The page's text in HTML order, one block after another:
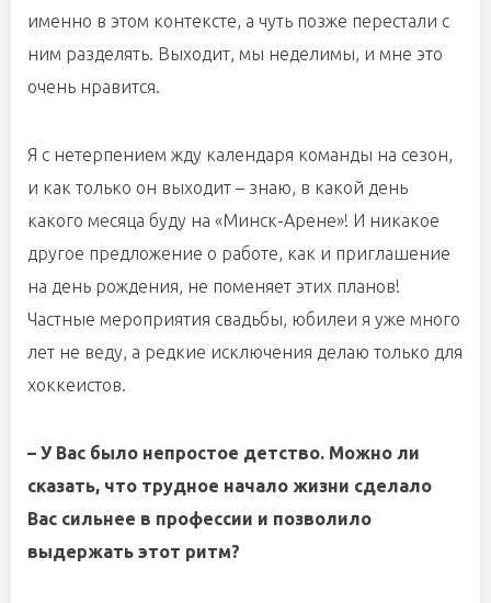
именно в этом контексте, а чуть позже перестали с
ним разделять. Выходит, мы неделимы, и мне это
очень нравится.
Я с нетерпением жду календаря команды на сезон,
и как только он выходит – знаю, в какой день
какого месяца буду на «Минск-Арене»! И никакое
другое предложение о работе, как и приглашение
на день рождения, не поменяет этих планов!
Частные мероприятия свадьбы, юбилеи я уже много
лет не веду, а редкие исключения делаю только для
хоккеистов.
– У Вас было непростое детство. Можно ли
сказать, что трудное начало жизни сделало
Вас сильнее в профессии и позволило
выдержать этот ритм?